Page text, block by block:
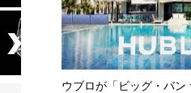
ウブロが「ビッグ・バン